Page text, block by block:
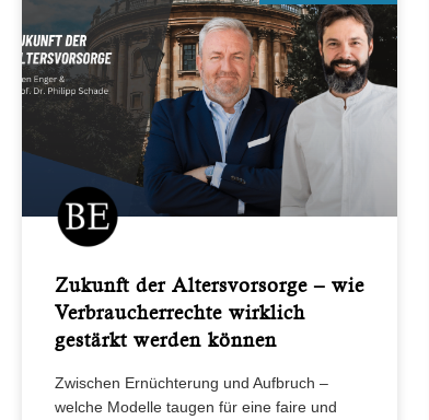
Zukunft der Altersvorsorge – wie
Verbraucherrechte wirklich
gestärkt werden können
Zwischen Ernüchterung und Aufbruch –
welche Modelle taugen für eine faire und